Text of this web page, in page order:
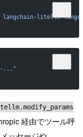
litellm
..."
経由でツール呼